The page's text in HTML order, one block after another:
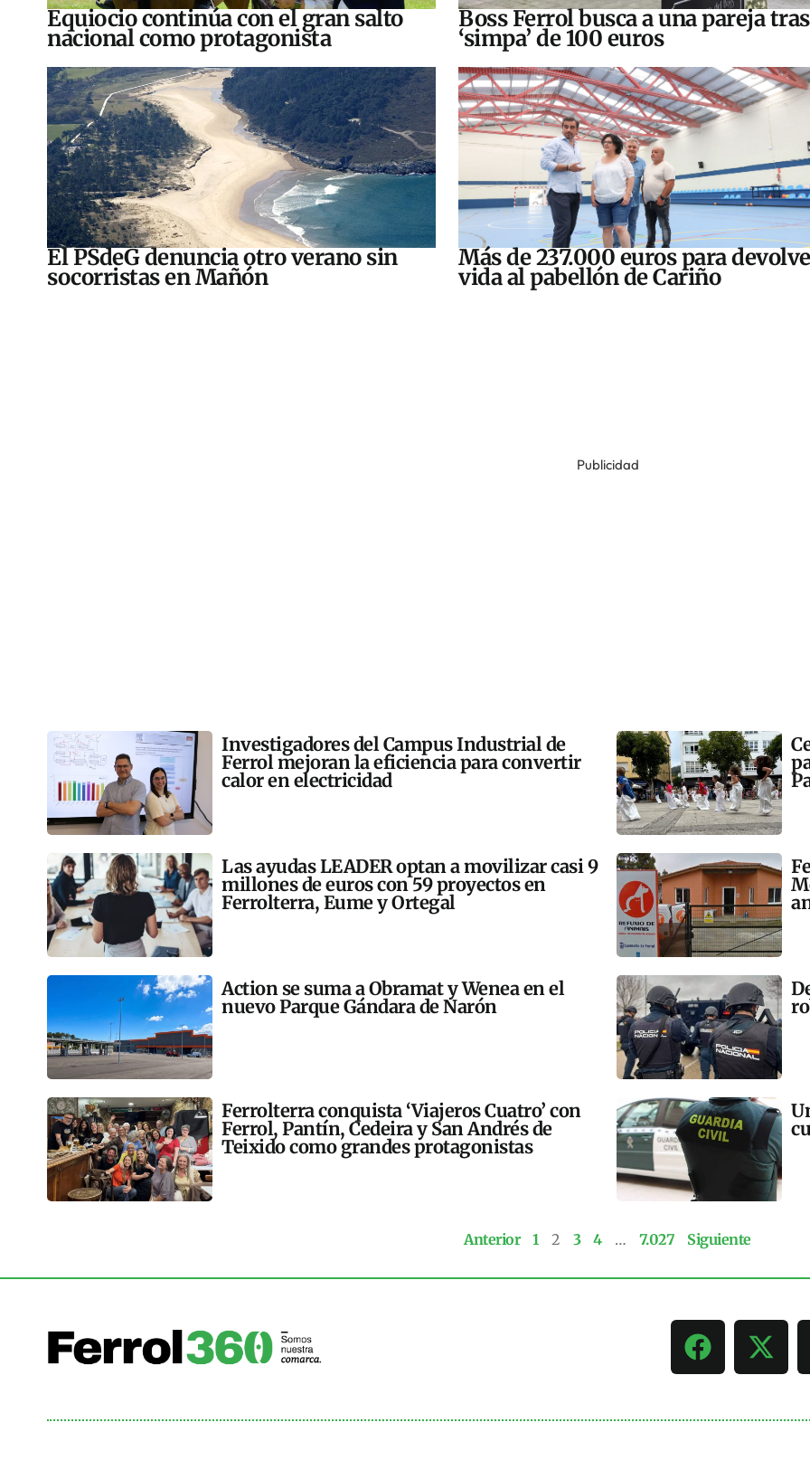
Equiocio continúa con el gran salto
nacional como protagonista
Boss Ferrol busca a una pareja
‘simpa’ de 100 euros
El PSdeG denuncia otro verano sin
socorristas en Mañón
Más de 237.000 euros para
vida al pabellón de Cariño
Publicidad
Investigadores del Campus Industrial de
Ferrol mejoran la eficiencia para convertir
calor en electricidad
Las ayudas LEADER optan a movilizar casi 9
millones de euros con 59 proyectos en
Ferrolterra, Eume y Ortegal
Action se suma a Obramat y Wenea en el
nuevo Parque Gándara de Narón
Ferrolterra conquista ‘Viajeros Cuatro’ con
Ferrol, Pantín, Cedeira y San Andrés de
Teixido como grandes protagonistas
Anterior 1 2 3 4 … 7.027 Siguiente